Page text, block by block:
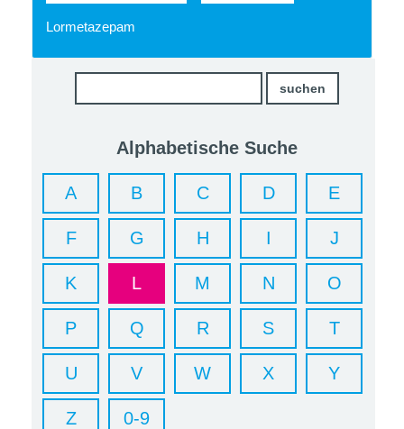
Lormetazepam
Alphabetische Suche
A B C D E
F G H I J
K L M N O
P Q R S T
U V W X Y
Z 0-9